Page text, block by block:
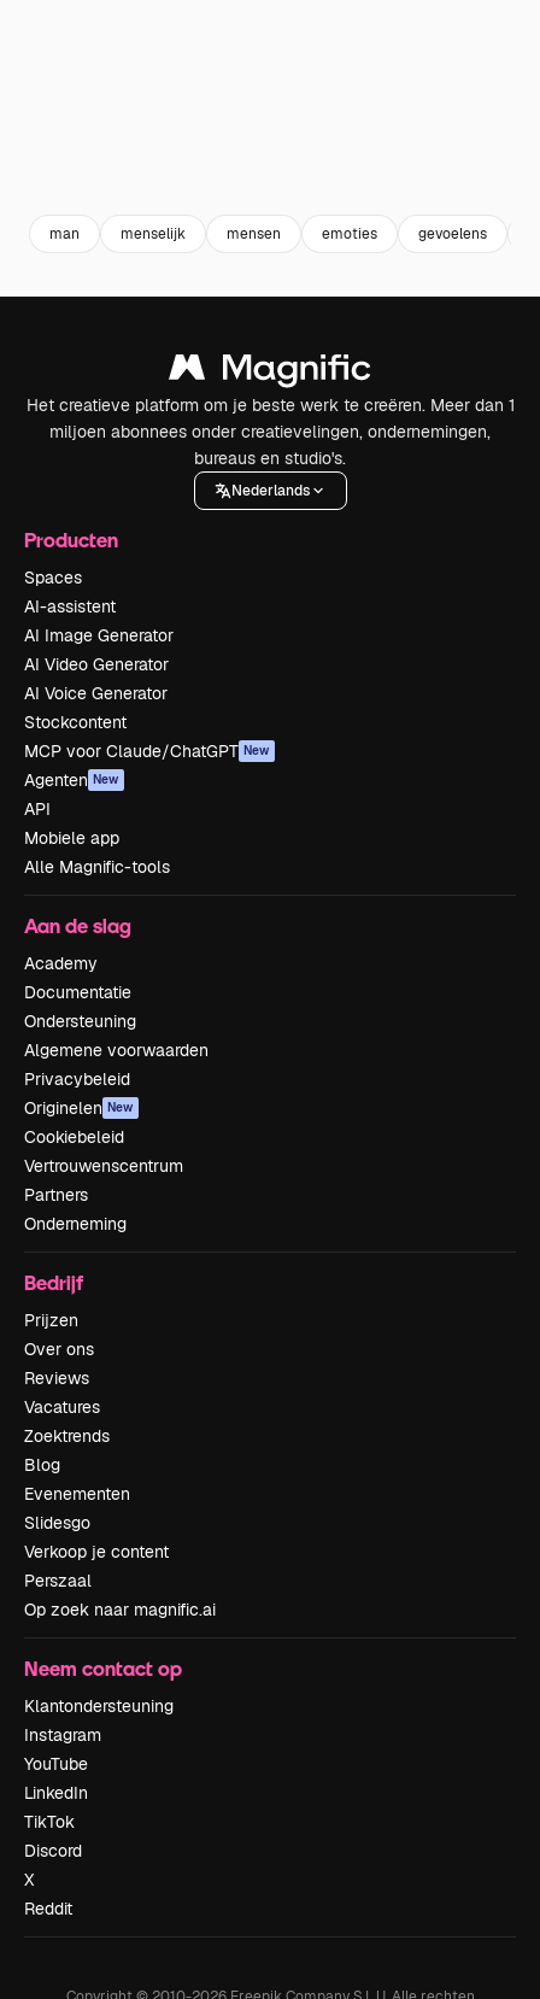
man menselijk mensen emoties gevoelens
Het creatieve platform om je beste werk te creëren. Meer dan 1
miljoen abonnees onder creatievelingen, ondernemingen,
bureaus en studio's.
Nederlands
Producten
Spaces
AI-assistent
AI Image Generator
AI Video Generator
AI Voice Generator
Stockcontent
MCP voor Claude/ChatGPT New
Agenten New
API
Mobiele app
Alle Magnific-tools
Aan de slag
Academy
Documentatie
Ondersteuning
Algemene voorwaarden
Privacybeleid
Originelen New
Cookiebeleid
Vertrouwenscentrum
Partners
Onderneming
Bedrijf
Prijzen
Over ons
Reviews
Vacatures
Zoektrends
Blog
Evenementen
Slidesgo
Verkoop je content
Perszaal
Op zoek naar magnific.ai
Neem contact op
Klantondersteuning
Instagram
YouTube
LinkedIn
TikTok
Discord
X
Reddit